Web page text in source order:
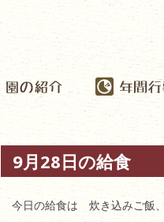
9月28日の給食
今日の給食は 炊き込みご飯